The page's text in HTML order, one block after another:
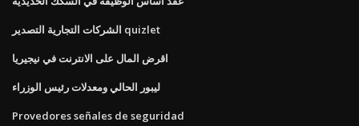
الشركات التجارية التصدير quizlet
اقرض المال على الانترنت في نيجيريا
ليبور الحالي ومعدلات رئيس الوزراء
Provedores señales de seguridad